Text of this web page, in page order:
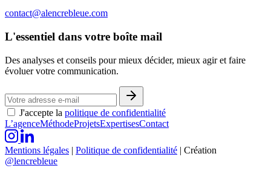
contact@alencrebleue.com
L'essentiel dans votre boîte mail
Des analyses et conseils pour mieux décider, mieux agir et faire
évoluer votre communication.
J'accepte la politique de confidentialité
L’agenceMéthodeProjetsExpertisesContact
Mentions légales | Politique de confidentialité | Création
@lencrebleue